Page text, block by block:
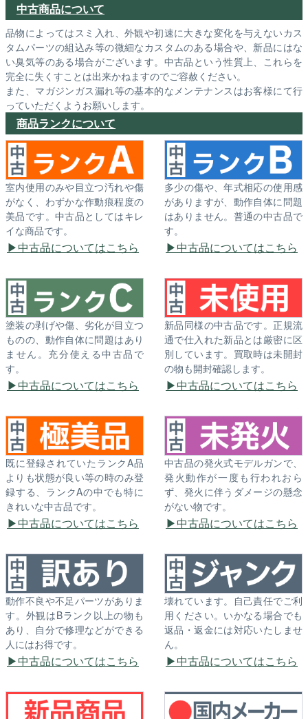
中古商品について
品物によってはスミ入れ、外観や初速に大きな変化を与えないカス
タムパーツの組込み等の微細なカスタムのある場合や、新品にはな
い臭気等のある場合がございます。中古品という性質上、これらを
完全に失くすことは出来かねますのでご容赦ください。
また、マガジンガス漏れ等の基本的なメンテナンスはお客様にて行
っていただくようお願いします。
商品ランクについて
室内使用のみや目立つ汚れや傷
がなく、わずかな作動痕程度の
美品です。中古品としてはキレ
イな商品です。
中古品についてはこちら
多少の傷や、年式相応の使用感
がありますが、動作自体に問題
はありません。普通の中古品で
す。
中古品についてはこちら
塗装の剥げや傷、劣化が目立つ
ものの、動作自体に問題はあり
ません。充分使える中古品で
す。
中古品についてはこちら
新品同様の中古品です。正規流
通で仕入れた新品とは厳密に区
別しています。買取時は未開封
の物も開封確認します。
中古品についてはこちら
既に登録されていたランクA品
よりも状態が良い等の時のみ登
録する、ランクAの中でも特に
きれいな中古品です。
中古品についてはこちら
中古品の発火式モデルガンで、
発火動作が一度も行われおら
ず、発火に伴うダメージの懸念
がない物です。
中古品についてはこちら
動作不良や不足パーツがありま
す。外観はBランク以上の物も
あり、自分で修理などができる
人にはお得です。
中古品についてはこちら
壊れています。自己責任でご利
用ください。いかなる場合でも
返品・返金には対応いたしませ
ん。
中古品についてはこちら